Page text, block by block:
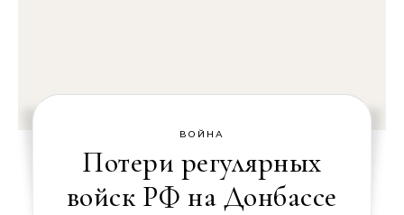
ВОЙНА
Потери регулярных
войск РФ на Донбассе